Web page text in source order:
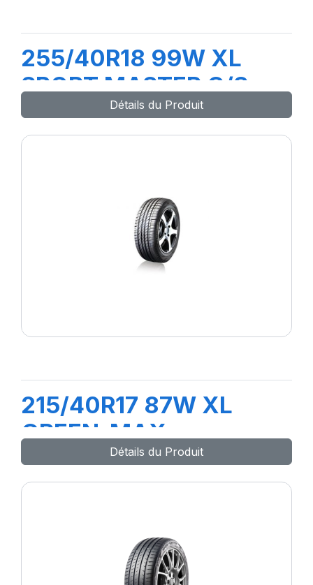
255/40R18 99W XL
SPORT MASTER C/S
Détails du Produit
215/40R17 87W XL
GREEN-MAX
Détails du Produit